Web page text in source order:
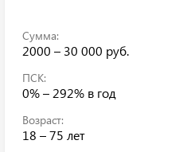
Сумма:
2000 – 30 000 руб.
ПСК:
0% – 292% в год
Возраст:
18 – 75 лет